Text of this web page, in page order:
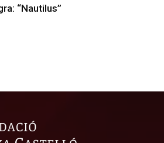
“Nautilus”